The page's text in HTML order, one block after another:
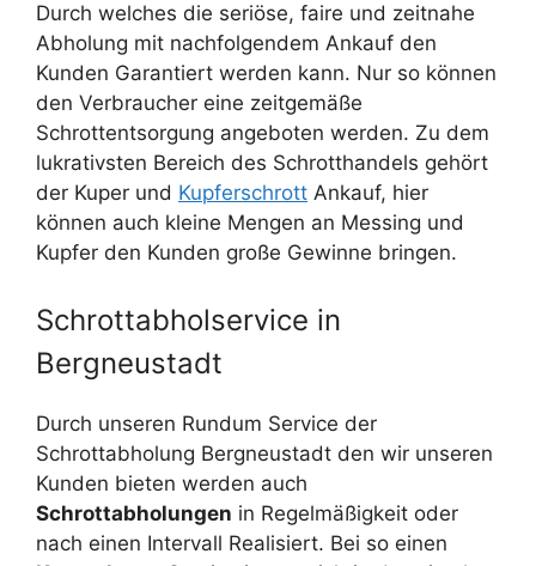
Durch welches die seriöse, faire und zeitnahe
Abholung mit nachfolgendem Ankauf den
Kunden Garantiert werden kann. Nur so können
den Verbraucher eine zeitgemäße
Schrottentsorgung angeboten werden. Zu dem
lukrativsten Bereich des Schrotthandels gehört
der Kuper und Kupferschrott Ankauf, hier
können auch kleine Mengen an Messing und
Kupfer den Kunden große Gewinne bringen.
Schrottabholservice in
Bergneustadt
Durch unseren Rundum Service der
Schrottabholung Bergneustadt den wir unseren
Kunden bieten werden auch
Schrottabholungen in Regelmäßigkeit oder
nach einen Intervall Realisiert. Bei so einen